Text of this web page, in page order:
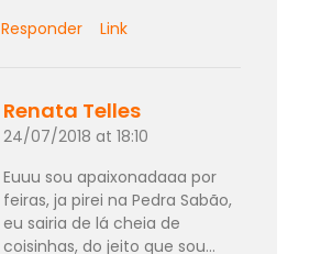
Responder
Link
Renata Telles
24/07/2018 at 18:10
Euuu sou apaixonadaaa por
feiras, ja pirei na Pedra Sabão,
eu sairia de lá cheia de
coisinhas, do jeito que sou…